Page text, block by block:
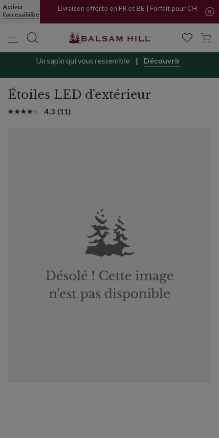
Activer
l'accessibilité
Livraison offerte en FR et BE | Forfait pour CH
Un sapin qui vous ressemble Découvrir
Étoiles LED d'extérieur
4.3 (11)